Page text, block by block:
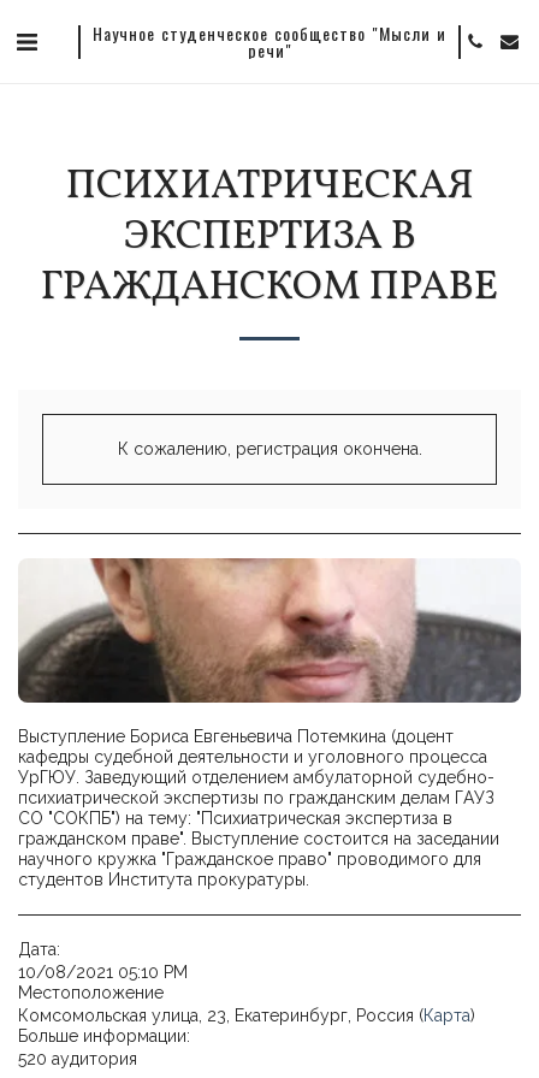
Научное студенческое сообщество "Мысли и
речи"
ПСИХИАТРИЧЕСКАЯ
ЭКСПЕРТИЗА В
ГРАЖДАНСКОМ ПРАВЕ
К сожалению, регистрация окончена.
Выступление Бориса Евгеньевича Потемкина (доцент
кафедры судебной деятельности и уголовного процесса
УрГЮУ. Заведующий отделением амбулаторной судебно-
психиатрической экспертизы по гражданским делам ГАУЗ
СО "СОКПБ") на тему: "Психиатрическая экспертиза в
гражданском праве". Выступление состоится на заседании
научного кружка "Гражданское право" проводимого для
студентов Института прокуратуры.
Дата:
10/08/2021 05:10 PM
Местоположение
Комсомольская улица, 23, Екатеринбург, Россия (Карта)
Больше информации:
520 аудитория